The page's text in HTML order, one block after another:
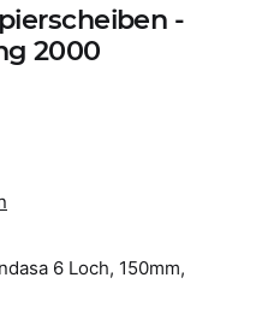
-
2000
6 Loch, 150mm,